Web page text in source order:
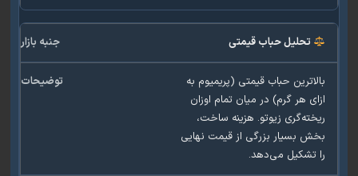
تحلیل حباب قیمتی
حباب قیمتی (پریمیوم به
هر گرم) در میان تمام اوزان
زیوتو. هزینه ساخت،
بسیار بزرگی از قیمت نهایی
تشکیل می‌دهد.